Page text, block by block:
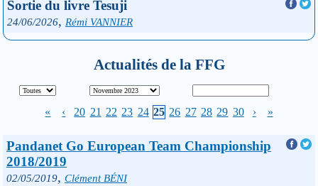
Sortie du livre Tesuji
24/06/2026, Rémi VANNIER
Actualités de la FFG
« ‹ 20 21 22 23 24 25 26 27 28 29 30 › »
Pandanet Go European Team Championship
2018/2019
02/05/2019, Clément BÉNI